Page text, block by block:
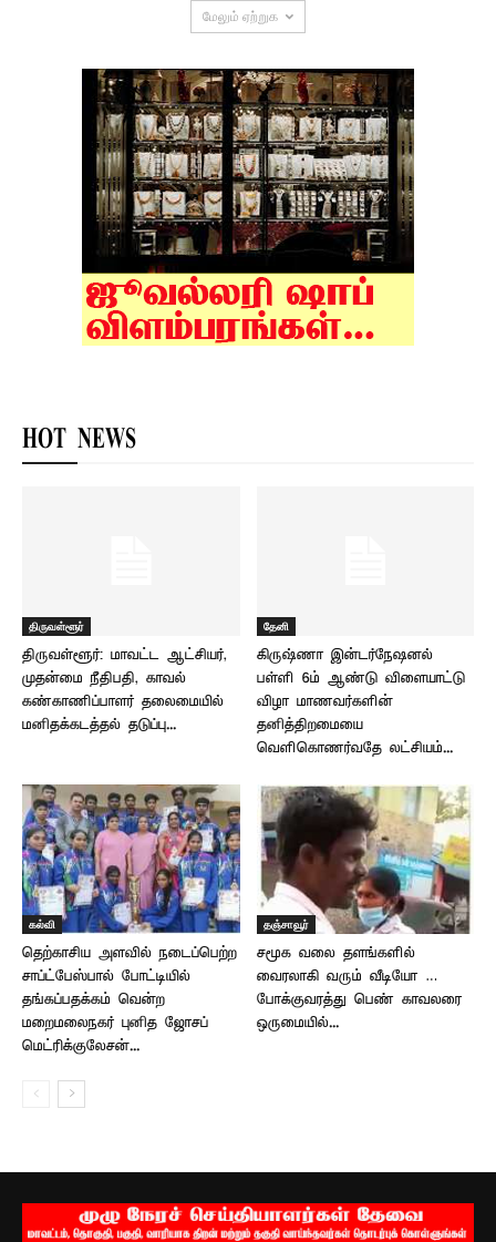
மேலும் ஏற்றுக
HOT NEWS
திருவள்ளூர்
திருவள்ளூர்: மாவட்ட ஆட்சியர்,
முதன்மை நீதிபதி, காவல்
கண்காணிப்பாளர் தலைமையில் –
மனிதக்கடத்தல் தடுப்பு...
தேனி
கிருஷ்ணா இன்டர்நேஷனல்
பள்ளி 6ம் ஆண்டு விளையாட்டு
விழா மாணவர்களின்
தனித்திறமையை
வெளிகொணர்வதே லட்சியம்...
கல்வி
தெற்காசிய அளவில் நடைப்பெற்ற
சாப்ட்பேஸ்பால் போட்டியில்
தங்கப்பதக்கம் வென்ற
மறைமலைநகர் புனித ஜோசப்
மெட்ரிக்குலேசன்...
தஞ்சாவூர்
சமூக வலை தளங்களில்
வைரலாகி வரும் வீடியோ …
போக்குவரத்து பெண் காவலரை
ஒருமையில்...